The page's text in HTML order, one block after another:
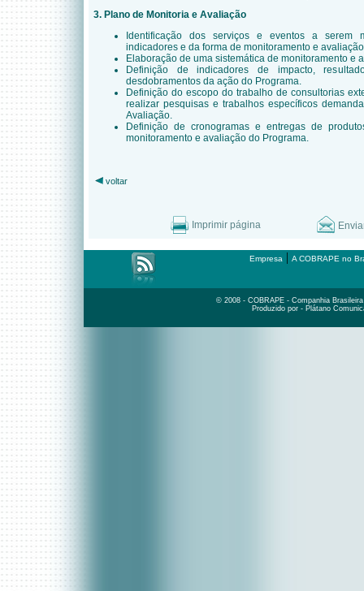
3. Plano de Monitoria e Avaliação
Identificação dos serviços e eventos a serem
indicadores e da forma de monitoramento e
Elaboração de uma sistemática de monitoramento e
Definição de indicadores de impacto,
desdobramentos da ação do Programa.
Definição do escopo do trabalho de consultorias
realizar pesquisas e trabalhos específicos
Avaliação.
Definição de cronogramas e entregas de
monitoramento e avaliação do Programa.
voltar
Imprimir página
Empresa | A COBRAPE no
© 2008 - COBRAPE - Companhia
Produzido por - Plátano